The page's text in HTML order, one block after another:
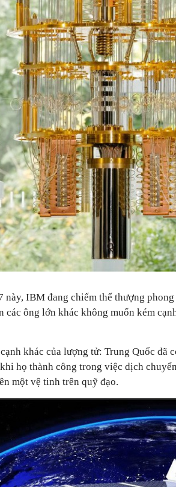
này, IBM đang chiếm thế thượng
các ông lớn khác không muốn kém
khác của lượng tử: Trung Quốc đã
họ thành công trong việc dịch
một vệ tinh trên quỹ đạo.